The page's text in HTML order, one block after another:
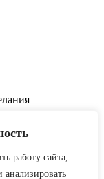
работу сайта,
анализировать